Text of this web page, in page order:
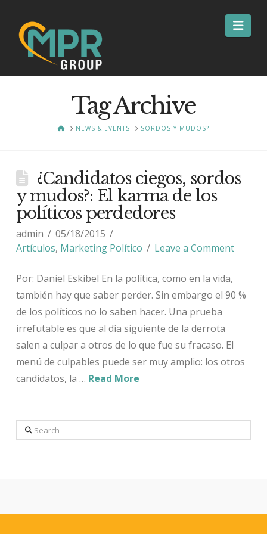
Tag Archive
HOMENEWS & EVENTS SORDOS Y MUDOS?
¿Candidatos ciegos, sordos
y mudos?: El karma de los
políticos perdedores
admin
05/18/2015
Artículos, Marketing Político Leave a Comment
Por: Daniel Eskibel En la política, como en la vida,
también hay que saber perder. Sin embargo el 90 %
de los políticos no lo saben hacer. Una prueba
irrefutable es que al día siguiente de la derrota
salen a culpar a otros de lo que fue su fracaso. El
menú de culpables puede ser muy amplio: los otros
candidatos, la … Read More
Search